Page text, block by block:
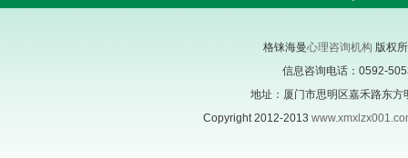
格铼海曼心理咨询机构 版权
信息咨询电话：0592-
地址：厦门市思明区嘉禾路东
Copyright 2012-2013